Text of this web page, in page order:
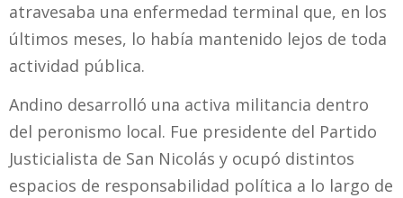
atravesaba una enfermedad terminal que, en los
últimos meses, lo había mantenido lejos de toda
actividad pública.
Andino desarrolló una activa militancia dentro
del peronismo local. Fue presidente del Partido
Justicialista de San Nicolás y ocupó distintos
espacios de responsabilidad política a lo largo de